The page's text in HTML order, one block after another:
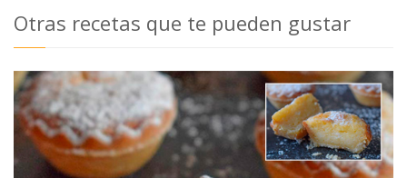
Otras recetas que te pueden gustar